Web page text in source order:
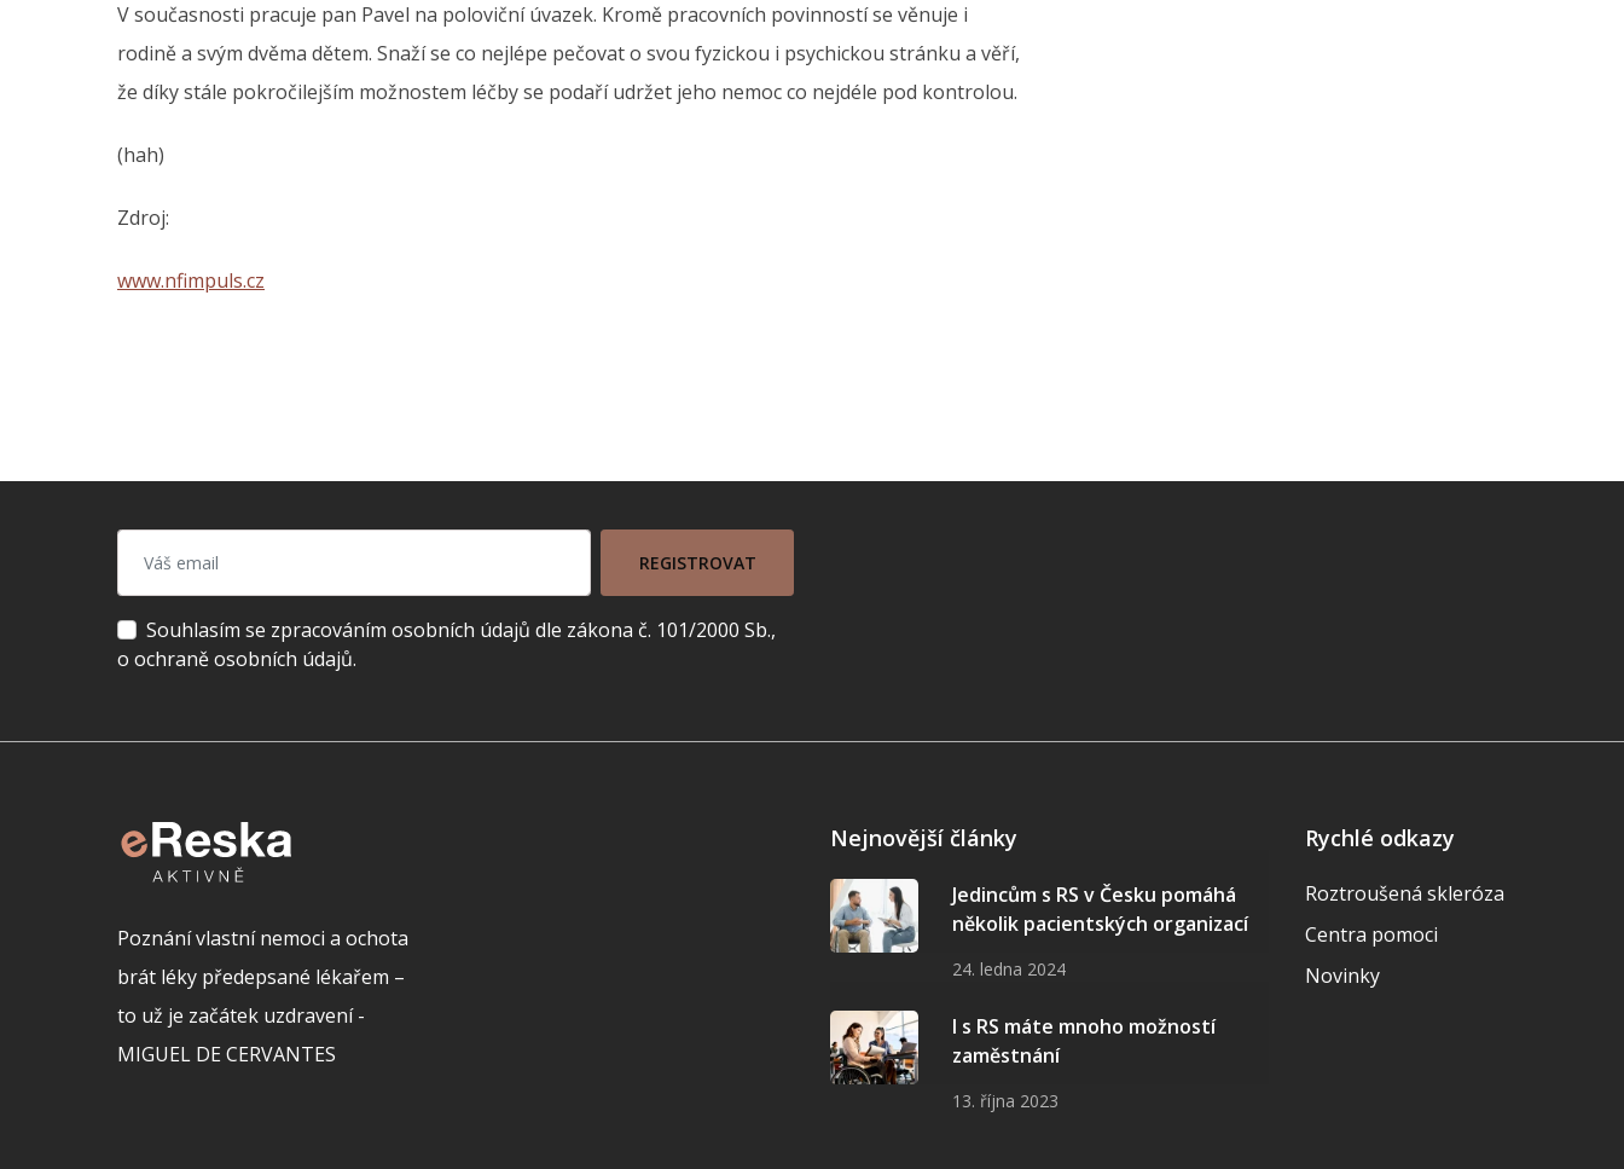
V současnosti pracuje pan Pavel na poloviční úvazek. Kromě pracovních povinností se věnuje i
rodině a svým dvěma dětem. Snaží se co nejlépe pečovat o svou fyzickou i psychickou stránku a věří,
že díky stále pokročilejším možnostem léčby se podaří udržet jeho nemoc co nejdéle pod kontrolou.
(hah)
Zdroj:
www.nfimpuls.cz
REGISTROVAT
Souhlasím se zpracováním osobních údajů dle zákona č. 101/2000 Sb.,
o ochraně osobních údajů.
Poznání vlastní nemoci a ochota
brát léky předepsané lékařem –
to už je začátek uzdravení -
MIGUEL DE CERVANTES
Nejnovější články
Jedincům s RS v Česku pomáhá
několik pacientských organizací
24. ledna 2024
I s RS máte mnoho možností
zaměstnání
13. října 2023
Rychlé odkazy
Roztroušená skleróza
Centra pomoci
Novinky